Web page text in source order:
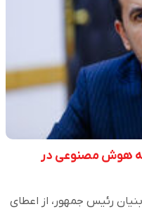
توسعه هوش مصنوعی در
رئیس جمهور، از اعطای